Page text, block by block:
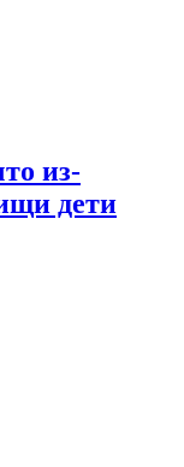
из-
дети